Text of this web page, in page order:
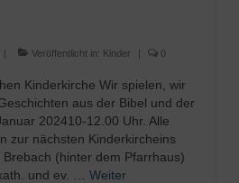
| Veröffentlicht in: Kinder | 0
Kinderkirche Wir spielen, wir
aus der Bibel und der
202410-12.00 Uhr. Alle
zur nächsten Kinderkircheins
(hinter dem Pfarrhaus)
und ev. … Weiter